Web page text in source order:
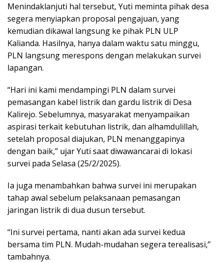
Menindaklanjuti hal tersebut, Yuti meminta pihak desa
segera menyiapkan proposal pengajuan, yang
kemudian dikawal langsung ke pihak PLN ULP
Kalianda. Hasilnya, hanya dalam waktu satu minggu,
PLN langsung merespons dengan melakukan survei
lapangan.
“Hari ini kami mendampingi PLN dalam survei
pemasangan kabel listrik dan gardu listrik di Desa
Kalirejo. Sebelumnya, masyarakat menyampaikan
aspirasi terkait kebutuhan listrik, dan alhamdulillah,
setelah proposal diajukan, PLN menanggapinya
dengan baik,” ujar Yuti saat diwawancarai di lokasi
survei pada Selasa (25/2/2025).
Ia juga menambahkan bahwa survei ini merupakan
tahap awal sebelum pelaksanaan pemasangan
jaringan listrik di dua dusun tersebut.
“Ini survei pertama, nanti akan ada survei kedua
bersama tim PLN. Mudah-mudahan segera terealisasi,”
tambahnya.